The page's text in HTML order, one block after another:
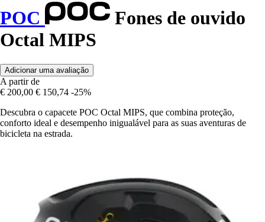
POC
Fones de ouvido
Octal MIPS
Adicionar uma avaliação
A partir de
€ 200,00 € 150,74 -25%
Descubra o capacete POC Octal MIPS, que combina proteção,
conforto ideal e desempenho inigualável para as suas aventuras de
bicicleta na estrada.